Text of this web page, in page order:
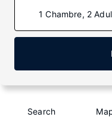
1 Chambre, 2
Search